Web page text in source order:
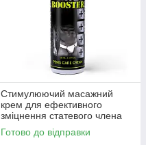
Стимулюючий масажний
крем для ефективного
зміцнення статевого члена
Ruf Penis Booster, 125 мл 🌿
Готово до відправки